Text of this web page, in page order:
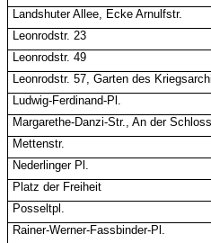
Landshuter Allee, Ecke Arnulfstr.
Leonrodstr. 23
Leonrodstr. 49
Leonrodstr. 57, Garten des
Ludwig-Ferdinand-Pl.
Margarethe-Danzi-Str., An der
Mettenstr.
Nederlinger Pl.
Platz der Freiheit
Posseltpl.
Rainer-Werner-Fassbinder-Pl.